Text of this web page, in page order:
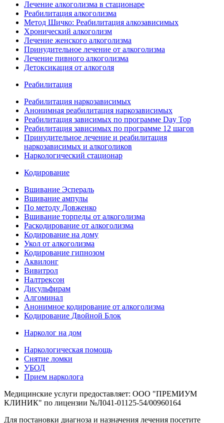
Лечение алкоголизма в стационаре
Реабилитация алкоголизма
Метод Шичко: Реабилитация алкозависимых
Хронический алкоголизм
Лечение женского алкоголизма
Принудительное лечение от алкоголизма
Лечение пивного алкоголизма
Детоксикация от алкоголя
Реабилитация
Реабилитация наркозависимых
Анонимная реабилитация наркозависимых
Реабилитация зависимых по программе Day Top
Реабилитация зависимых по программе 12 шагов
Принудительное лечение и реабилитация
наркозависимых и алкоголиков
Наркологический стационар
Кодирование
Вшивание Эспераль
Вшивание ампулы
По методу Довженко
Вшивание торпеды от алкоголизма
Раскодирование от алкоголизма
Кодирование на дому
Укол от алкоголизма
Кодирование гипнозом
Аквилонг
Вивитрол
Налтрексон
Дисульфирам
Алгоминал
Анонимное кодирование от алкоголизма
Кодирование Двойной Блок
Нарколог на дом
Наркологическая помощь
Снятие ломки
УБОД
Прием нарколога
Медицинские услуги предоставляет: ООО "ПРЕМИУМ
КЛИНИК" по лицензии №Л041-01125-54/00960164
Для постановки диагноза и назначения лечения посетите